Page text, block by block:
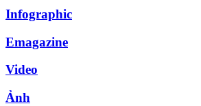
Infographic
Emagazine
Video
Ảnh